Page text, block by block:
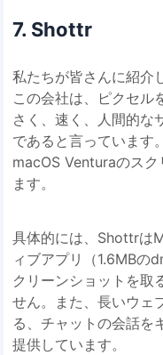
7. Shottr
私たちが皆さんに紹介
この会社は、ピクセル
さく、速く、人間的な
であると言っています
macOS Venturaのスク
ます。
具体的には、Shottrは
ィブアプリ（1.6MBの
クリーンショットを取
せん。また、長いウェ
る、チャットの会話を
提供しています。